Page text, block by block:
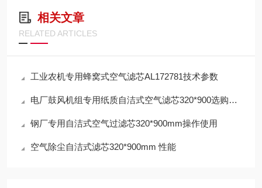
相关文章
RELATED ARTICLES
工业农机专用蜂窝式空气滤芯AL172781技术参数
电厂鼓风机组专用纸质自洁式空气滤芯320*900选购指南
钢厂专用自洁式空气过滤芯320*900mm操作使用
空气除尘自洁式滤芯320*900mm 性能